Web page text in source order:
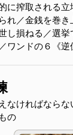
に搾取される
れ／金銭を巻
し損ねる／選
ワンドの６《逆
なければなら
の